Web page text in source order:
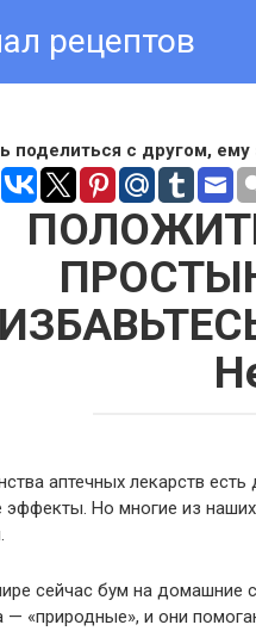
рецептов
поделиться с другом, ему
аптечных лекарств
эффекты. Но многие из
сейчас бум на домашние
— «природные», и они